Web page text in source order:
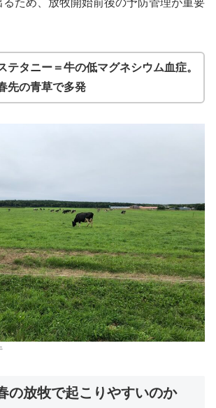
テタニー＝牛の低マグネシウム血症。
先の青草で多発
の放牧で起こりやすいのか